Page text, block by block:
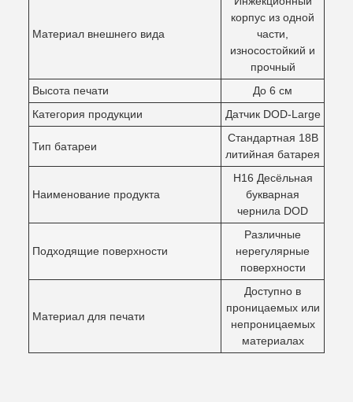
Материал внешнего вида
корпус из одной
части,
износостойкий и
прочный
Высота печати
До 6 см
Категория продукции
Датчик DOD-Large
Тип батареи
Стандартная 18В
литийная батарея
Наименование продукта
H16 Десёльная
букварная
чернила DOD
Подходящие поверхности
Различные
нерегулярные
поверхности
Материал для печати
Доступно в
проницаемых или
непроницаемых
материалах